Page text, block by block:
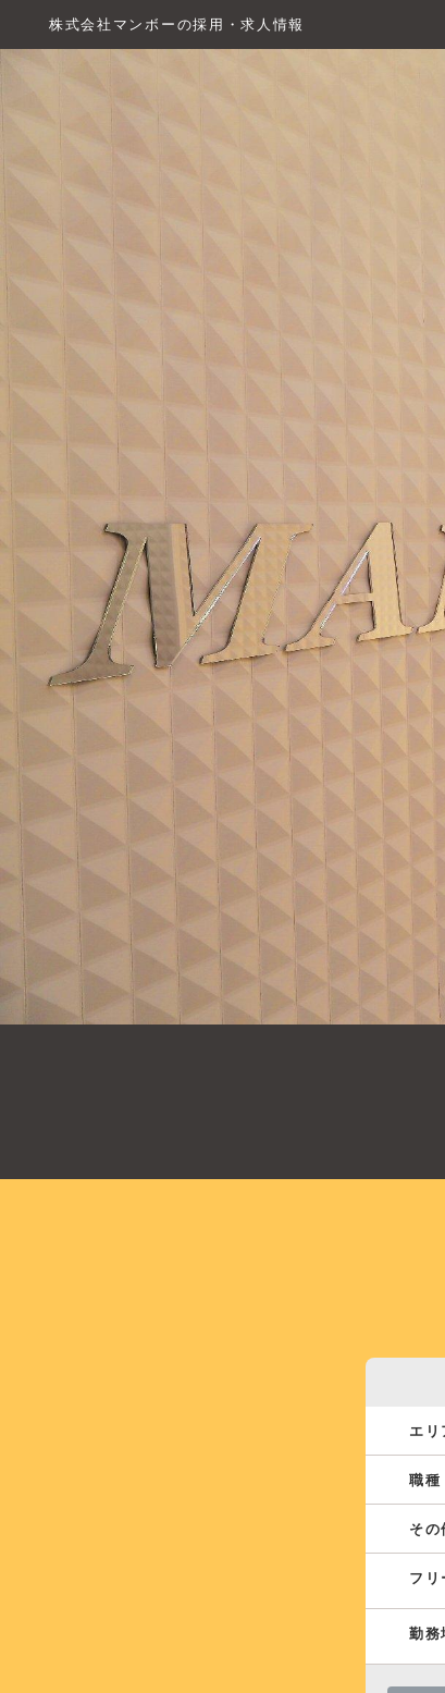
株式会社マンボーの採用・求人情報
エリ
職種
その
フリ
勤務